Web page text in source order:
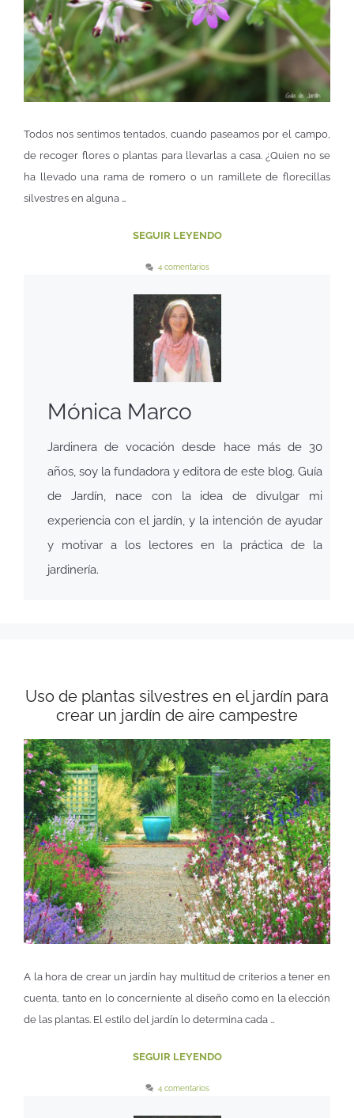
Todos nos sentimos tentados, cuando paseamos por el campo,
de recoger flores o plantas para llevarlas a casa. ¿Quien no se
ha llevado una rama de romero o un ramillete de florecillas
silvestres en alguna …
SEGUIR LEYENDO
4 comentarios
Mónica Marco
Jardinera de vocación desde hace más de 30
años, soy la fundadora y editora de este blog. Guía
de Jardín, nace con la idea de divulgar mi
experiencia con el jardín, y la intención de ayudar
y motivar a los lectores en la práctica de la
jardinería.
Uso de plantas silvestres en el jardín para
crear un jardín de aire campestre
A la hora de crear un jardín hay multitud de criterios a tener en
cuenta, tanto en lo concerniente al diseño como en la elección
de las plantas. El estilo del jardín lo determina cada …
SEGUIR LEYENDO
4 comentarios